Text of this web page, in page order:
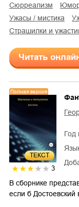
сюрреализм
ужасы / мистика
страшилки и
Читать
ТЕКСТ
Полная версия
3
Год
В сборнике
если б Достоевский